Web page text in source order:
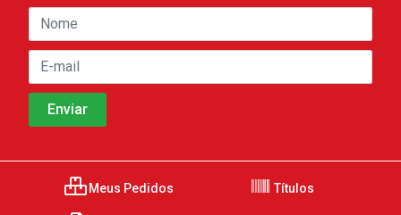
Meus Pedidos Títulos